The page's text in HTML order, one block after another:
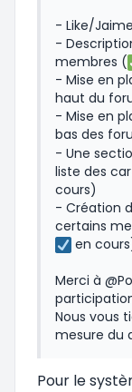
- Like/
-
membres (
- Mise en
haut du
- Mise en
bas des
- Une
liste des
cours)
- Création
certains
en
Merci à
Nous vous
mesure du
Pour le